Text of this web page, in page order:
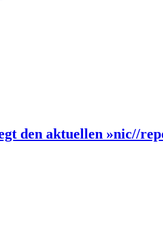
den aktuellen »nic//